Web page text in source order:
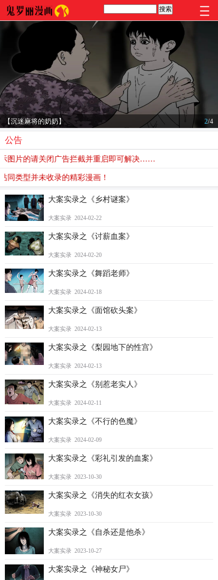
【沉迷麻将的奶奶】 2/4
公告
片的请关闭广告拦截并重启即可解决……
类型并未收录的精彩漫画！
大案实录之《乡村谜案》
大案实录 2024-02-22
大案实录之《讨薪血案》
大案实录 2024-02-20
大案实录之《舞蹈老师》
大案实录 2024-02-18
大案实录之《面馆砍头案》
大案实录 2024-02-13
大案实录之《梨园地下的性宫》
大案实录 2024-02-13
大案实录之《别惹老实人》
大案实录 2024-02-11
大案实录之《不行的色魔》
大案实录 2024-02-09
大案实录之《彩礼引发的血案》
大案实录 2023-10-30
大案实录之《消失的红衣女孩》
大案实录 2023-10-30
大案实录之《自杀还是他杀》
大案实录 2023-10-27
大案实录之《神秘女尸》